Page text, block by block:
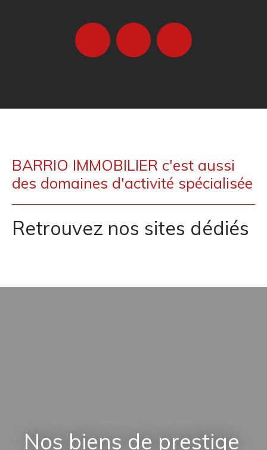
BARRIO IMMOBILIER c'est aussi
des domaines d'activité spécialisée
Retrouvez nos sites dédiés
Nos biens de prestige